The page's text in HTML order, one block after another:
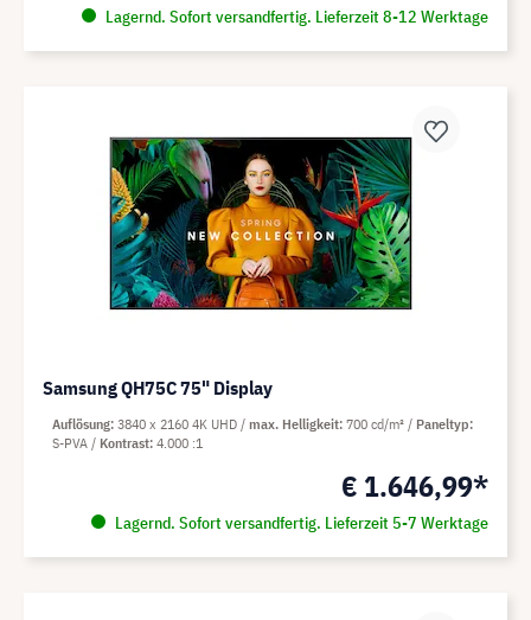
Lagernd. Sofort versandfertig. Lieferzeit 8-12 Werktage
Samsung QH75C 75" Display
€ 1.646,99*
Lagernd. Sofort versandfertig. Lieferzeit 5-7 Werktage
Auflösung 3840 x 2160 4K UHD max. Helligkeit 700 cd/m²
Paneltyp
S-PVA
Kontrast 4.000 :1